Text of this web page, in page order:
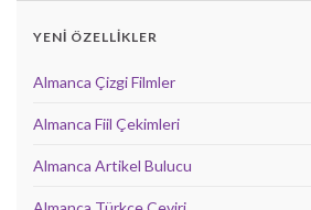
YENİ ÖZELLİKLER
Almanca Çizgi Filmler
Almanca Fiil Çekimleri
Almanca Artikel Bulucu